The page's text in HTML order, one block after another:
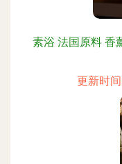
素浴 法国原料 香
更新时